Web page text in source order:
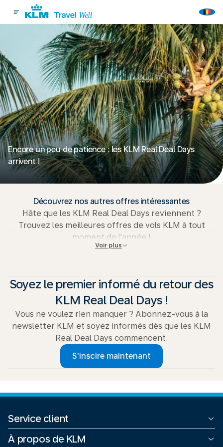
Encore un peu de patience : les KLM Real Deal Days
arrivent !
Découvrez nos autres offres intéressantes
Hâte que les KLM Real Deal Days reviennent ?
Trouvez les meilleures offres de vols KLM à tout
moment de l’année !
Voir plus
Soyez le premier informé du retour des
KLM Real Deal Days !
Vous ne voulez rien manquer ? Abonnez-vous à la
newsletter KLM et soyez informés dès que les KLM
Real Deal Days commencent.
S'inscire maintenant
Service client
Toutes les options pour nous contacter
À propos de KLM